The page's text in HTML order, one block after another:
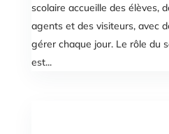
scolaire accueille des élèves,
agents et des visiteurs, avec
gérer chaque jour. Le rôle du
est...